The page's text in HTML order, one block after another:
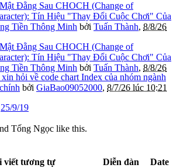
Đằng Sau CHOCH (Change of
Tín Hiệu "Thay Đổi Cuộc Chơi" Của
Tiền Thông Minh bởi Tuấn Thành, 8/8/26
Đằng Sau CHOCH (Change of
Tín Hiệu "Thay Đổi Cuộc Chơi" Của
Tiền Thông Minh bởi Tuấn Thành, 8/8/26
xin hỏi về code chart Index của nhóm ngành
bởi GiaBao09052000, 8/7/26 lúc 10:21
25/9/19
Tống Ngọc like this.
viết tương tự Diễn đàn
Date